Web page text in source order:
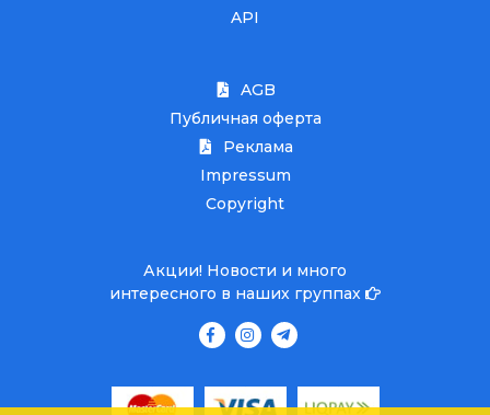
API
AGB
Публичная оферта
Реклама
Impressum
Copyright
Акции! Новости и много
интересного в наших группах